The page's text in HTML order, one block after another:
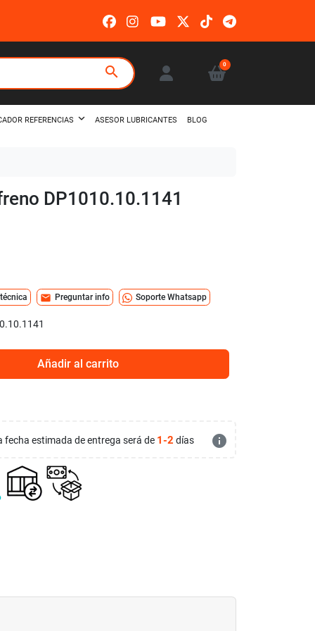
search 0
REFERENCIAS ASESOR LUBRICANTES BLOG
DP1010.10.1141
mail Preguntar info Soporte Whatsapp
Añadir al carrito
fecha estimada de entrega será de 1-2 días info